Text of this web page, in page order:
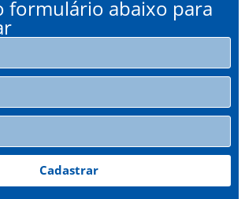
formulário abaixo para
Cadastrar